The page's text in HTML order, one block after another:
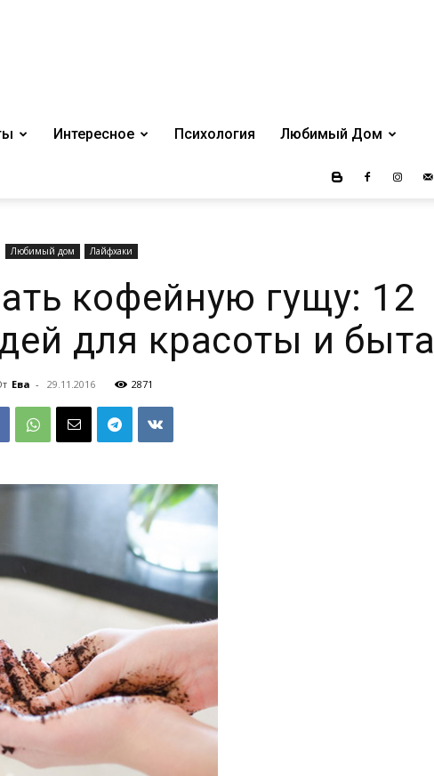
Интересное Психология Любимый Дом
Любимый дом Лайфхаки
кофейную гущу: 12
для красоты и быта
Ева - 29.11.2016 2871